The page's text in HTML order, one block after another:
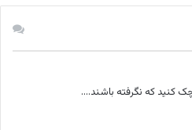
کنید که نگرفته باشند....